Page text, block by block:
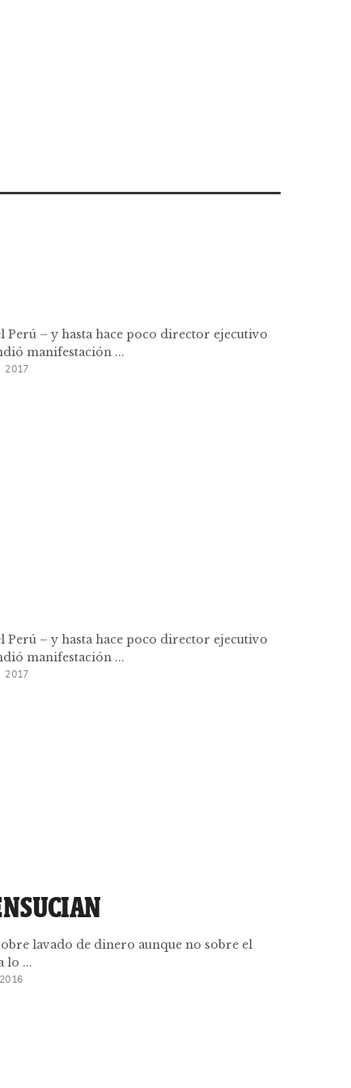
Perú – y hasta hace poco director ejecutivo
manifestación ...
2017
Perú – y hasta hace poco director ejecutivo
manifestación ...
2017
lavado de dinero aunque no sobre el
lo ...